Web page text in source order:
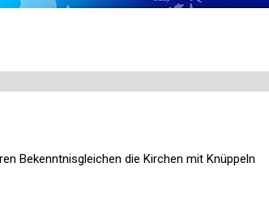
Bekenntnisgleichen die Kirchen mit Knüppeln